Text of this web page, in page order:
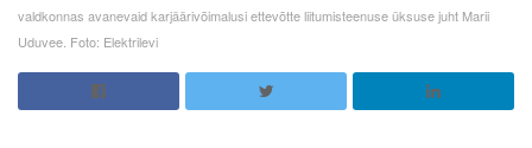
valdkonnas avanevaid karjäärivõimalusi ettevõtte liitumisteenuse üksuse juht Marii
Uduvee. Foto: Elektrilevi